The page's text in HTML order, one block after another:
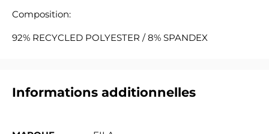
Composition:
92% RECYCLED POLYESTER / 8% SPANDEX
Informations additionnelles